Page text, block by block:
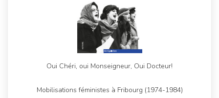
Oui Chéri, oui Monseigneur, Oui Docteur!
Mobilisations féministes à Fribourg (1974-1984)